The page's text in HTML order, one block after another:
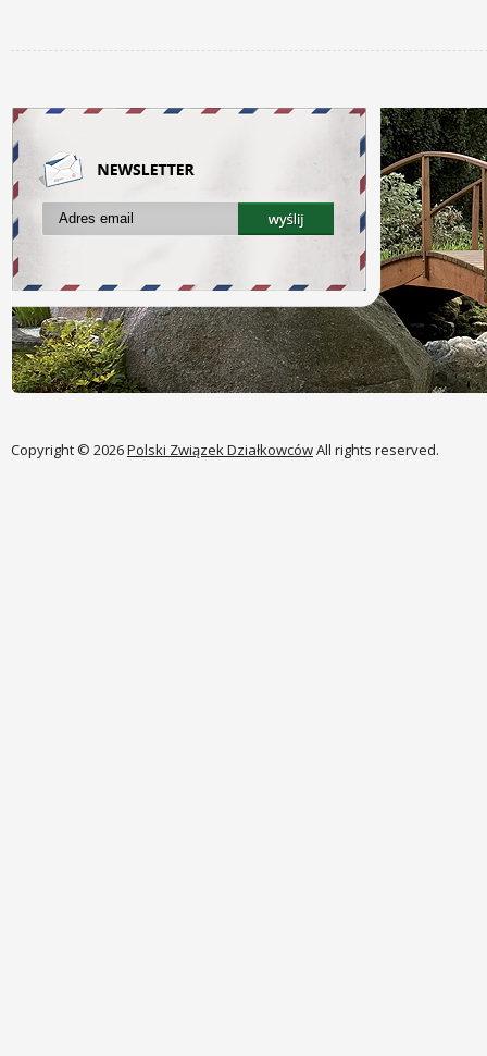
Copyright © 2026Polski Związek DziałkowcówAll rights reserved.